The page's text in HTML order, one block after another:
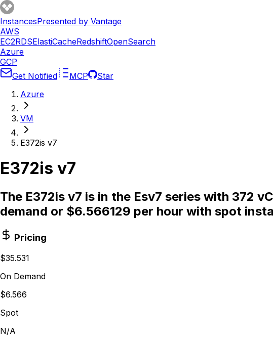
InstancesPresented by Vantage
AWS
EC2RDSElastiCacheRedshiftOpenSearch
Azure
GCP
Get Notified
MCP
Star
Azure
VM
E372is v7
E372is v7
The E372is v7 is in the Esv7 series with 372
demand or $6.566129 per hour with spot
Pricing
$35.531
On Demand
$6.566
Spot
N/A